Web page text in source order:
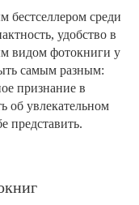
бестселлером среди
удобство в
видом фотокниги у
самым разным:
признание в
об увлекательном
представить.